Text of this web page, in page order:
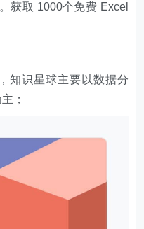
获取 1000个免费 Excel
知识星球主要以数据分
；